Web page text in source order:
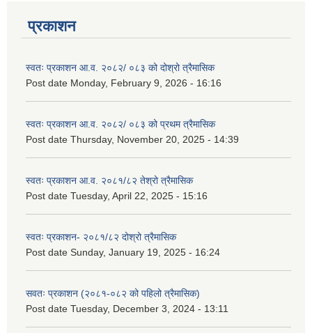
प्रकाशन
स्वतः प्रकाशन आ.व. २०८२/ ०८३ को दोश्रो त्रैमासिक
Post date Monday, February 9, 2026 - 16:16
स्वतः प्रकाशन आ.व. २०८२/ ०८३ को प्रथम त्रैमासिक
Post date Thursday, November 20, 2025 - 14:39
स्वतः प्रकाशन आ.व. २०८१/८२ तेश्रो त्रैमासिक
Post date Tuesday, April 22, 2025 - 15:16
स्वतः प्रकाशन- २०८१/८२ दोश्रो त्रैमासिक
Post date Sunday, January 19, 2025 - 16:24
सवतः प्रकाशन (२०८१-०८२ को पहिलो त्रैमासिक)
Post date Tuesday, December 3, 2024 - 13:11